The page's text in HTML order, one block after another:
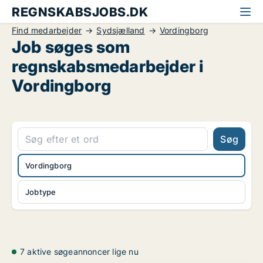
REGNSKABSJOBS.DK
Find medarbejder Sydsjælland Vordingborg
Job søges som
regnskabsmedarbejder i
Vordingborg
Søg
Jobtype
Vordingborg
7 aktive søgeannoncer lige nu